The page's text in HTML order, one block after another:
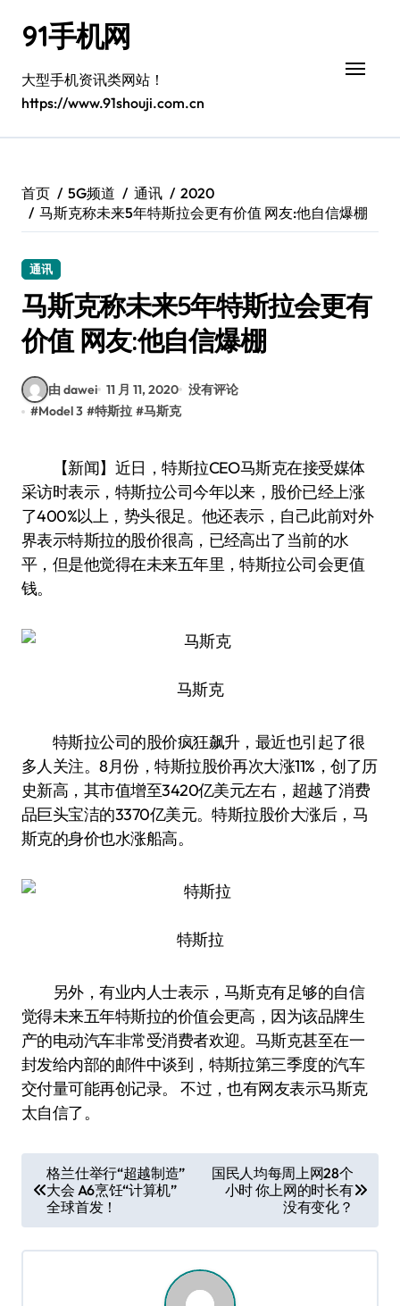
91手机网
大型手机资讯类网站！
https://www.91shouji.com.cn
首页 5G频道 通讯
2020
马斯克称未来5年特斯拉会更有价值 网友:他自信爆棚
通讯
马斯克称未来5年特斯拉会更有
价值 网友:他自信爆棚
由 dawei 11 月 11, 2020 没有评论
#Model 3 #特斯拉 #马斯克
【新闻】近日，特斯拉CEO马斯克在接受媒体
采访时表示，特斯拉公司今年以来，股价已经上涨
了400%以上，势头很足。他还表示，自己此前对外
界表示特斯拉的股价很高，已经高出了当前的水
平，但是他觉得在未来五年里，特斯拉公司会更值
钱。
马斯克
特斯拉公司的股价疯狂飙升，最近也引起了很
多人关注。8月份，特斯拉股价再次大涨11%，创了历
史新高，其市值增至3420亿美元左右，超越了消费
品巨头宝洁的3370亿美元。特斯拉股价大涨后，马
斯克的身价也水涨船高。
特斯拉
另外，有业内人士表示，马斯克有足够的自信
觉得未来五年特斯拉的价值会更高，因为该品牌生
产的电动汽车非常受消费者欢迎。马斯克甚至在一
封发给内部的邮件中谈到，特斯拉第三季度的汽车
交付量可能再创记录。 不过，也有网友表示马斯克
太自信了。
章
导
航
格兰仕举行“超越制造”
大会 A6烹饪“计算机”
全球首发！
国民人均每周上网28个
小时 你上网的时长有
没有变化？